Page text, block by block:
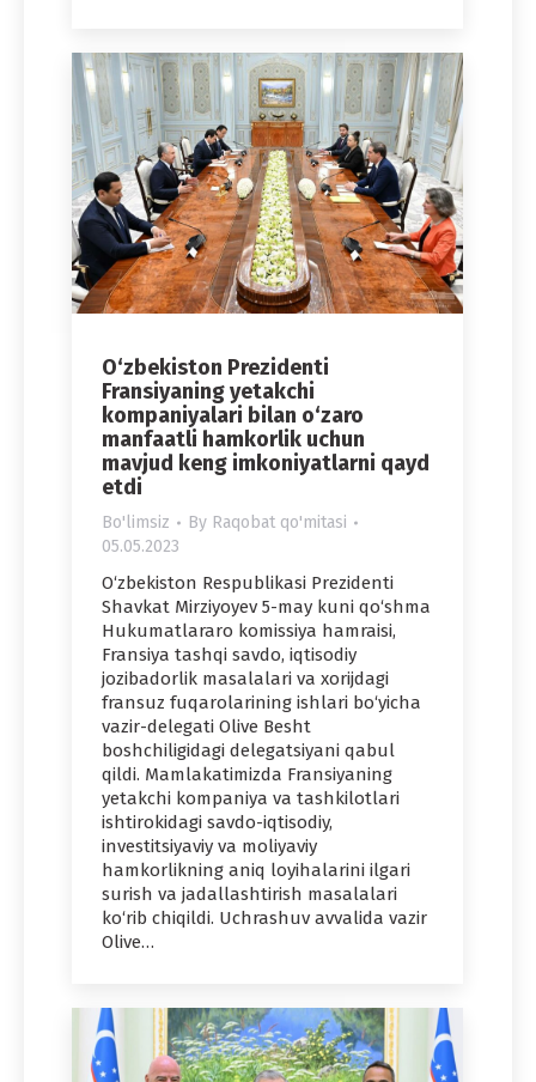
O‘zbekiston Prezidenti
Fransiyaning yetakchi
kompaniyalari bilan o‘zaro
manfaatli hamkorlik uchun
mavjud keng imkoniyatlarni qayd
etdi
Bo'limsiz By Raqobat qo'mitasi
05.05.2023
O‘zbekiston Respublikasi Prezidenti
Shavkat Mirziyoyev 5-may kuni qo‘shma
Hukumatlararo komissiya hamraisi,
Fransiya tashqi savdo, iqtisodiy
jozibadorlik masalalari va xorijdagi
fransuz fuqarolarining ishlari bo‘yicha
vazir-delegati Olive Besht
boshchiligidagi delegatsiyani qabul
qildi. Mamlakatimizda Fransiyaning
yetakchi kompaniya va tashkilotlari
ishtirokidagi savdo-iqtisodiy,
investitsiyaviy va moliyaviy
hamkorlikning aniq loyihalarini ilgari
surish va jadallashtirish masalalari
ko‘rib chiqildi. Uchrashuv avvalida vazir
Olive…